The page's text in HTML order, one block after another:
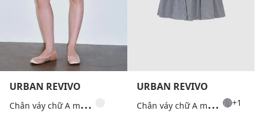
URBAN REVIVO
C
hân váy chữ A mini xếp li
URBAN REVIVO
C
hân váy chữ A mini kẻ caro phối bèo +1